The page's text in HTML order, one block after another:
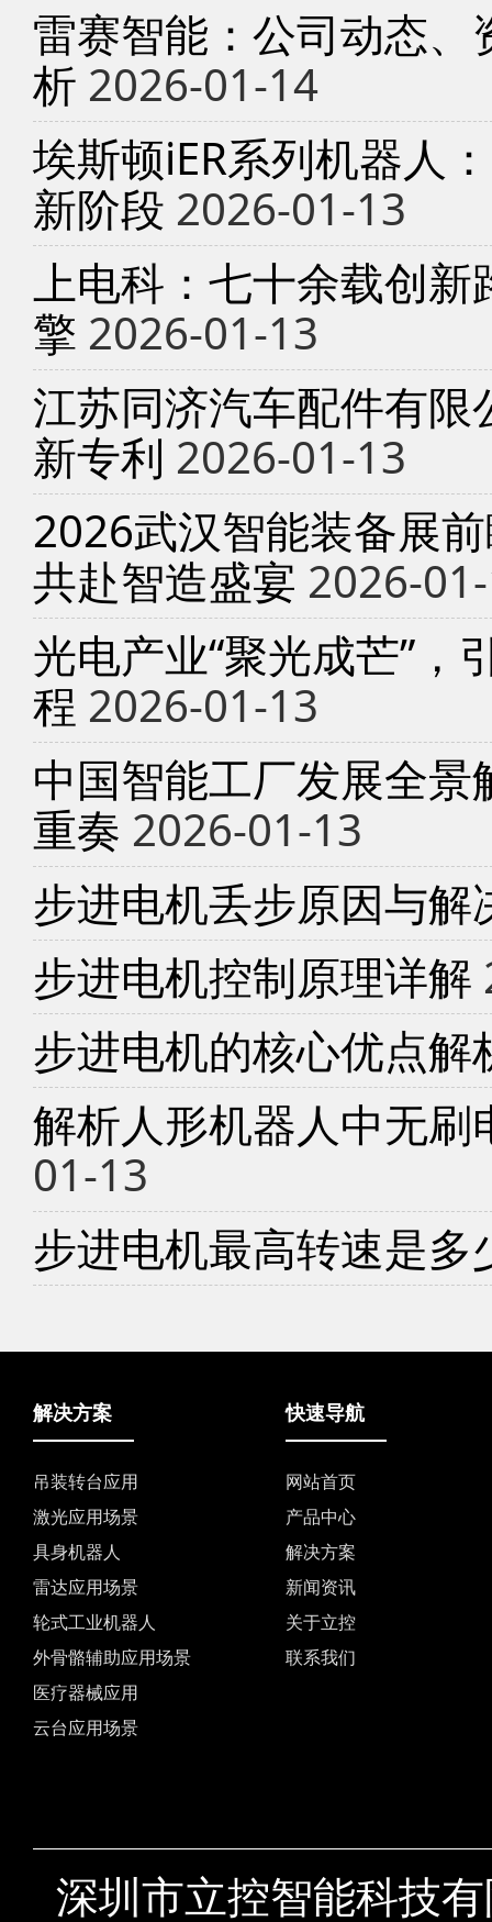
雷赛智能：公司动态
析 2026-01-14
埃斯顿iER系列机器人
新阶段 2026-01-13
上电科：七十余载创
擎 2026-01-13
江苏同济汽车配件有
新专利 2026-01-13
2026武汉智能装备展
共赴智造盛宴 2026-
光电产业“聚光成芒”，
程 2026-01-13
中国智能工厂发展全
重奏 2026-01-13
步进电机丢步原因与解
步进电机控制原理详解
步进电机的核心优点解
解析人形机器人中无
01-13
步进电机最高转速是多
解决方案
吊装转台应用
激光应用场景
具身机器人
雷达应用场景
轮式工业机器人
外骨骼辅助应用场景
医疗器械应用
云台应用场景
快速导航
网站首页
产品中心
解决方案
新闻资讯
关于立控
联系我们
深圳市立控智能科技